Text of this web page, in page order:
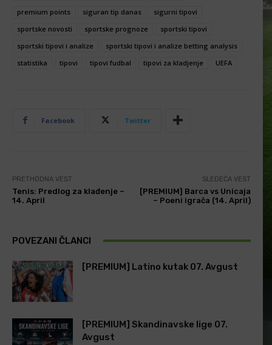
premium points
siguran tip danas
sigurni tipovi
sportske novosti
sportske prognoze
sportski tipovi
sportski tipovi i analize
sportski tipovi i analize betting analysis
statistika
tipovi tipovi fudbal tipovi za kladjenje UEFA
Facebook Twitter
PRETHODNA VEST
Tenis: Predlog za klađenje –
14. April
SLEDEĆA VEST
[PREMIUM] Barca vs Unicaja
– Poeni igrača (14. April)
POVEZANI ČLANCI
[PREMIUM] Latino kutak 07. Avgust
[PREMIUM] Skandinavske lige 07.
Avgust